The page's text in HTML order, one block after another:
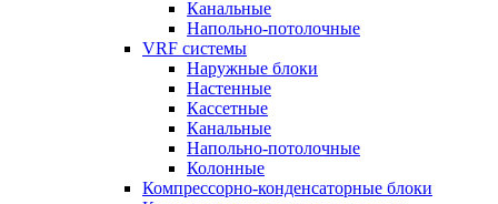
Канальные
Напольно-потолочные
VRF системы
Наружные блоки
Настенные
Кассетные
Канальные
Напольно-потолочные
Колонные
Компрессорно-конденсаторные блоки